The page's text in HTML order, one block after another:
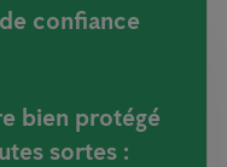
confiance
bien protégé
sortes :